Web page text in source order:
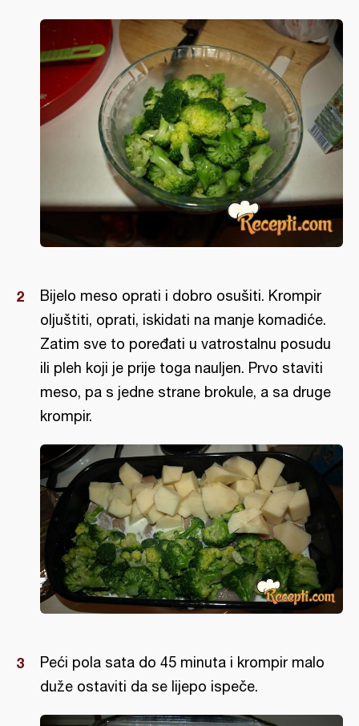
Bijelo meso oprati i dobro osušiti. Krompir
oljuštiti, oprati, iskidati na manje komadiće.
Zatim sve to poređati u vatrostalnu posudu
ili pleh koji je prije toga nauljen. Prvo staviti
meso, pa s jedne strane brokule, a sa druge
krompir.
Peći pola sata do 45 minuta i krompir malo
duže ostaviti da se lijepo ispeče.